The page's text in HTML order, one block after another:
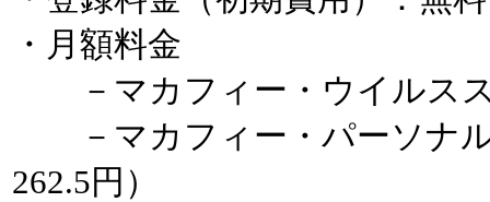
・月額料金
－マカフィー・ウイルスス
－マカフィー・パーソナル
262.5円）